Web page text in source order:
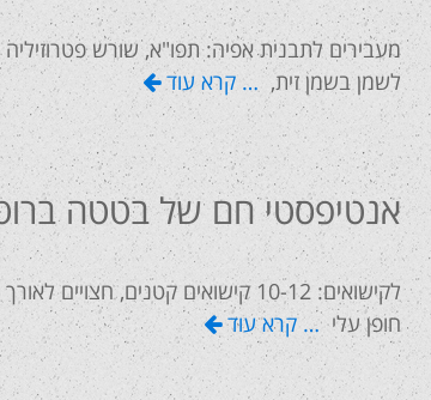
לשמן בשמן זית, … קרא עוד
אנטיפסטי חם של בטטה
לקישואים: 10-12 קישואים קטנים,
חופן עלי… קרא עוד